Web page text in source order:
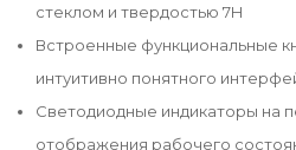
стеклом и твердостью 7H
Встроенные функциональные
интуитивно понятного
Светодиодные индикаторы на
отображения рабочего